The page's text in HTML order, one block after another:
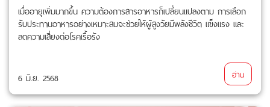
เมื่ออายุเพิ่มมากขึ้น ความต้องการสารอาหารก็เปลี่ยนแปลงตาม การเลือก
รับประทานอาหารอย่างเหมาะสมจะช่วยให้ผู้สูงวัยมีพลังชีวิต แข็งแรง และ
ลดความเสี่ยงต่อโรคเรื้อรัง
6 มิ.ย. 2568 อ่าน